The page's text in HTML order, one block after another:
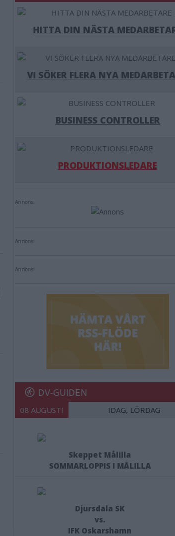
HITTA DIN NÄSTA
VI SÖKER FLERA NYA
BUSINESS CONTROLLER
PRODUKTIONSLEDARE
Annons:
Annons:
Annons:
DV-GUIDEN
08 AUGUSTI IDAG, LÖRDAG
Skeppet Målilla
SOMMARLOPPIS I MÅLILLA
Djursdala SK
vs.
IFK Oskarshamn